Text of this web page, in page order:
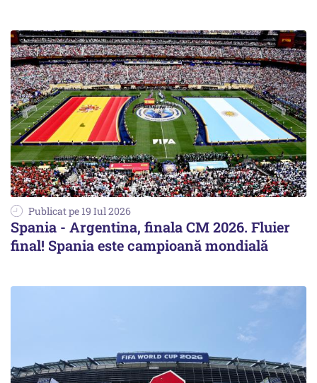
Publicat pe 19 Iul 2026
Spania - Argentina, finala CM 2026. Fluier
final! Spania este campioană mondială